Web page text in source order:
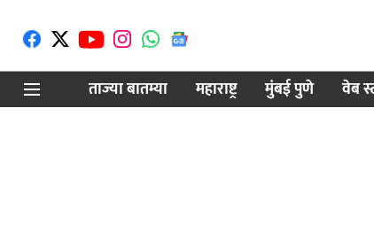
ताज्या बातम्या
महाराष्ट्र मुंबई पुणे वेब